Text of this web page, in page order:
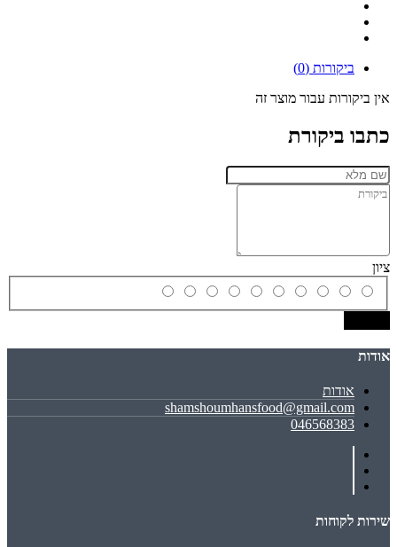
ביקורות (0)
אין ביקורות עבור מוצר זה
כתבו ביקורת
ציון
אודות
אודות
shamshoumhansfood@gmail.com
046568383
שירות לקוחות